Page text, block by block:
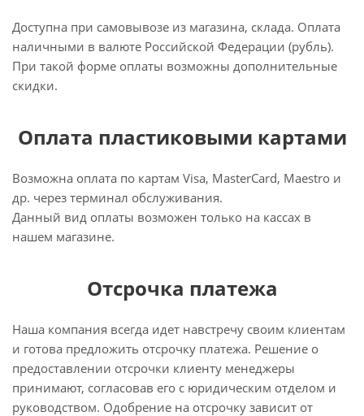
Доступна при самовывозе из магазина, склада. Оплата
наличными в валюте Российской Федерации (рубль).
При такой форме оплаты возможны дополнительные
скидки.
Оплата пластиковыми картами
Возможна оплата по картам Visa, MasterCard, Maestro и
др. через терминал обслуживания.
Данный вид оплаты возможен только на кассах в
нашем магазине.
Отсрочка платежа
Наша компания всегда идет навстречу своим клиентам
и готова предложить отсрочку платежа. Решение о
предоставлении отсрочки клиенту менеджеры
принимают, согласовав его с юридическим отделом и
руководством. Одобрение на отсрочку зависит от